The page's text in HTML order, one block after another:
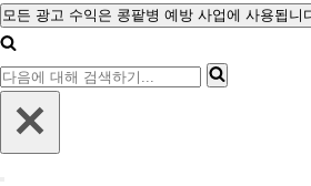
대
해
검
색
모든 광고 수익은 콩팥병 예방 사업에 사용됩니
다